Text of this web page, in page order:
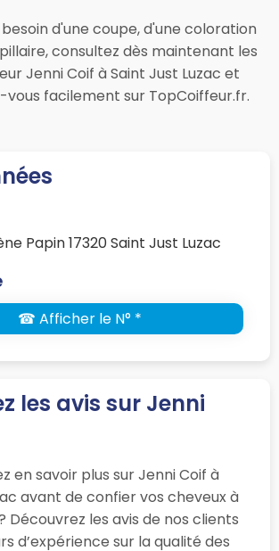
d'une coupe, d'une coloration
consultez dès maintenant les
Jenni Coif à Saint Just Luzac et
facilement sur TopCoiffeur.fr.
Papin 17320 Saint Just Luzac
☎ Afficher le N° *
les avis sur Jenni
en savoir plus sur Jenni Coif à
avant de confier vos cheveux à
Découvrez les avis de nos clients
d’expérience sur la qualité des